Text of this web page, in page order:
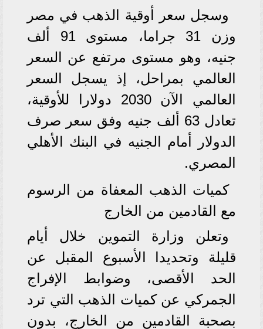
وسجل سعر أوقية الذهب في مصر
وزن 31 جراما، مستوى 91 ألف
جنيه، وهو مستوى مرتفع عن السعر
العالمي بمراحل، إذ يسجل السعر
العالمي الآن 2030 دولارا للأوقية،
تعادل 63 ألف جنيه وفق سعر صرف
الدولار أمام الجنيه في البنك الأهلي
المصري.
كميات الذهب المعفاة من الرسوم
مع القادمين من الخارج
وتعلن وزارة التموين خلال أيام
قليلة وتحديدا الأسبوع المقبل عن
الحد الأقصى، وضوابط الإفراج
الجمركي عن كميات الذهب التي ترد
بصحبة القادمين من الخارج، بدون